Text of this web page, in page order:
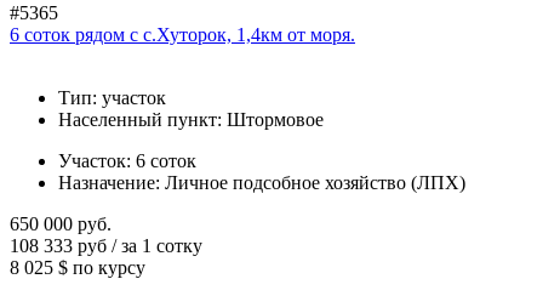
#5365
6 соток рядом с с.Хуторок, 1,4км от моря.
Тип: участок
Населенный пункт: Штормовое
Участок: 6 соток
Назначение: Личное подсобное хозяйство (ЛПХ)
650 000 руб.
108 333 руб / за 1 сотку
8 025 $ по курсу